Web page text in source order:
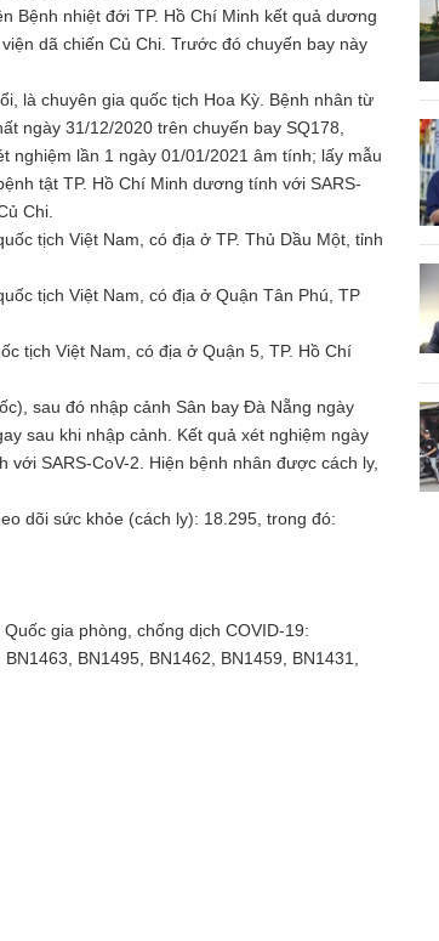
Bệnh nhiệt đới TP. Hồ Chí Minh kết quả dương
dã chiến Củ Chi. Trước đó chuyến bay này
là chuyên gia quốc tịch Hoa Kỳ. Bệnh nhân từ
ngày 31/12/2020 trên chuyến bay SQ178,
nghiệm lần 1 ngày 01/01/2021 âm tính; lấy mẫu
tật TP. Hồ Chí Minh dương tính với SARS-
Chi.
tịch Việt Nam, có địa ở TP. Thủ Dầu Một, tỉnh
tịch Việt Nam, có địa ở Quận Tân Phú, TP
tịch Việt Nam, có địa ở Quận 5, TP. Hồ Chí
sau đó nhập cảnh Sân bay Đà Nẵng ngày
sau khi nhập cảnh. Kết quả xét nghiệm ngày
SARS-CoV-2. Hiện bệnh nhân được cách ly,
dõi sức khỏe (cách ly): 18.295, trong đó:
gia phòng, chống dịch COVID-19:
BN1495, BN1462, BN1459, BN1431,